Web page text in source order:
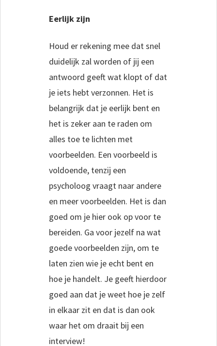
Eerlijk zijn
Houd er rekening mee dat snel
duidelijk zal worden of jij een
antwoord geeft wat klopt of dat
je iets hebt verzonnen. Het is
belangrijk dat je eerlijk bent en
het is zeker aan te raden om
alles toe te lichten met
voorbeelden. Een voorbeeld is
voldoende, tenzij een
psycholoog vraagt naar andere
en meer voorbeelden. Het is dan
goed om je hier ook op voor te
bereiden. Ga voor jezelf na wat
goede voorbeelden zijn, om te
laten zien wie je echt bent en
hoe je handelt. Je geeft hierdoor
goed aan dat je weet hoe je zelf
in elkaar zit en dat is dan ook
waar het om draait bij een
interview!